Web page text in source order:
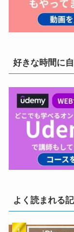
好きな時間に
よく読まれる